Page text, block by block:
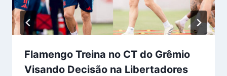
Flamengo Treina no CT do Grêmio
Visando Decisão na Libertadores